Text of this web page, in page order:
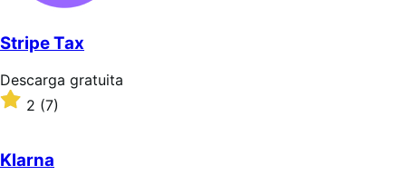
Stripe Tax
Descarga
gratuita
Descarga gratuita
Valoración:
2
5
estrellas
2 (7)
Klarna